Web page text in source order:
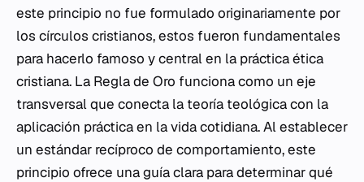
este principio no fue formulado originariamente por
los círculos cristianos, estos fueron fundamentales
para hacerlo famoso y central en la práctica ética
cristiana. La Regla de Oro funciona como un eje
transversal que conecta la teoría teológica con la
aplicación práctica en la vida cotidiana. Al establecer
un estándar recíproco de comportamiento, este
principio ofrece una guía clara para determinar qué